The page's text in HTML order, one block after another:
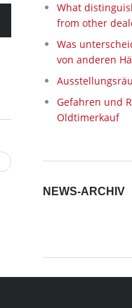
What
from other
Was
von anderen
Gefahren und
Oldtimerkauf
NEWS-ARCHIV